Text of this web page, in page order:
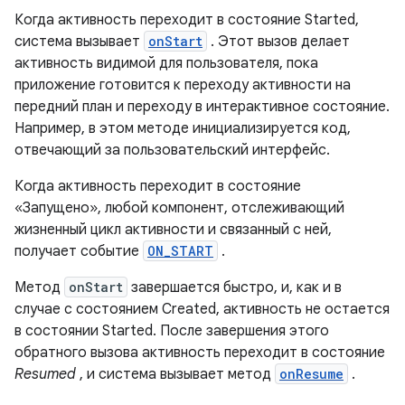
Когда активность переходит в состояние Started,
система вызывает onStart . Этот вызов делает
активность видимой для пользователя, пока
приложение готовится к переходу активности на
передний план и переходу в интерактивное состояние.
Например, в этом методе инициализируется код,
отвечающий за пользовательский интерфейс.
Когда активность переходит в состояние
«Запущено», любой компонент, отслеживающий
жизненный цикл активности и связанный с ней,
получает событие ON_START .
Метод onStart завершается быстро, и, как и в
случае с состоянием Created, активность не остается
в состоянии Started. После завершения этого
обратного вызова активность переходит в состояние
Resumed , и система вызывает метод onResume .